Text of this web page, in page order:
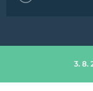
3. 8.